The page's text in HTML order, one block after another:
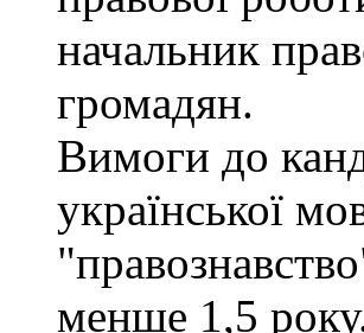
начальник
громадян.
Вимоги до
української
менше 1,5